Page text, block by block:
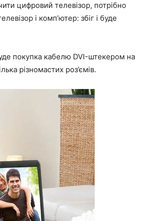
цифровий телевізор, потрібно
і комп’ютер: збіг і буде
покупка кабелю DVI-штекером на
різномастих роз’ємів.